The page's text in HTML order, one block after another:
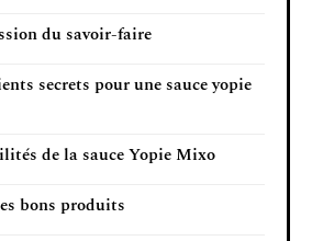
du savoir-faire
secrets pour une sauce yopie
de la sauce Yopie Mixo
bons produits